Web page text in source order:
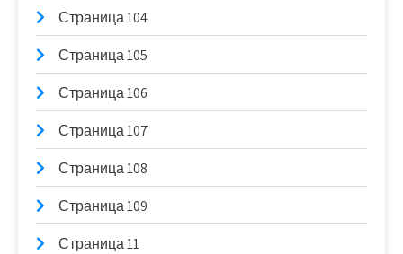
Страница 104
Страница 105
Страница 106
Страница 107
Страница 108
Страница 109
Страница 11